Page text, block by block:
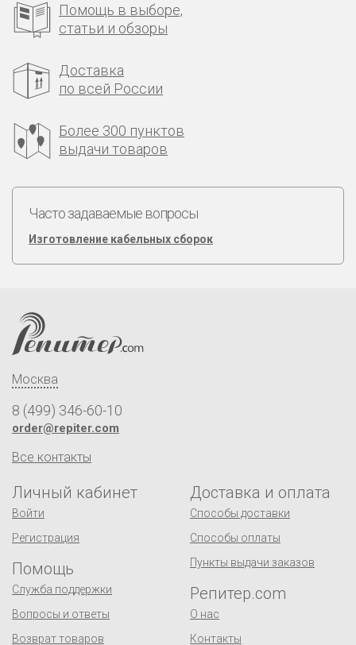
Помощь в выборе,
статьи и обзоры
Доставка
по всей России
Более 300 пунктов
выдачи товаров
Часто задаваемые вопросы
Изготовление кабельных сборок
Москва
8 (499) 346-60-10
order@repiter.com
Все контакты
Личный кабинет
Войти
Регистрация
Помощь
Служба поддержки
Вопросы и ответы
Возврат товаров
Доставка и оплата
Способы доставки
Способы оплаты
Пункты выдачи заказов
Репитер.com
О нас
Контакты